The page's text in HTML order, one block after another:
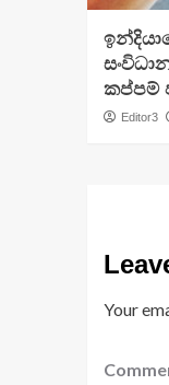
කප්පම්
Editor3
Your